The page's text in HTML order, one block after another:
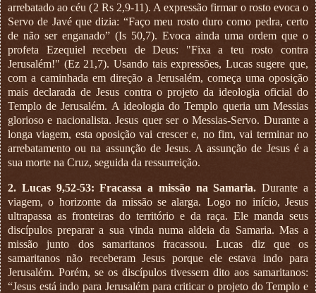
arrebatado ao céu (2 Rs 2,9-11). A expressão firmar o rosto evoca o
Servo de Javé que dizia: “Faço meu rosto duro como pedra, certo
de não ser enganado” (Is 50,7). Evoca ainda uma ordem que o
profeta Ezequiel recebeu de Deus: "Fixa a teu rosto contra
Jerusalém!" (Ez 21,7). Usando tais expressões, Lucas sugere que,
com a caminhada em direção a Jerusalém, começa uma oposição
mais declarada de Jesus contra o projeto da ideologia oficial do
Templo de Jerusalém. A ideologia do Templo queria um Messias
glorioso e nacionalista. Jesus quer ser o Messias-Servo. Durante a
longa viagem, esta oposição vai crescer e, no fim, vai terminar no
arrebatamento ou na assunção de Jesus. A assunção de Jesus é a
sua morte na Cruz, seguida da ressurreição.
2. Lucas 9,52-53: Fracassa a missão na Samaria.Durante a
viagem, o horizonte da missão se alarga. Logo no início, Jesus
ultrapassa as fronteiras do território e da raça. Ele manda seus
discípulos preparar a sua vinda numa aldeia da Samaria. Mas a
missão junto dos samaritanos fracassou. Lucas diz que os
samaritanos não receberam Jesus porque ele estava indo para
Jerusalém. Porém, se os discípulos tivessem dito aos samaritanos:
“Jesus está indo para Jerusalém para criticar o projeto do Templo e